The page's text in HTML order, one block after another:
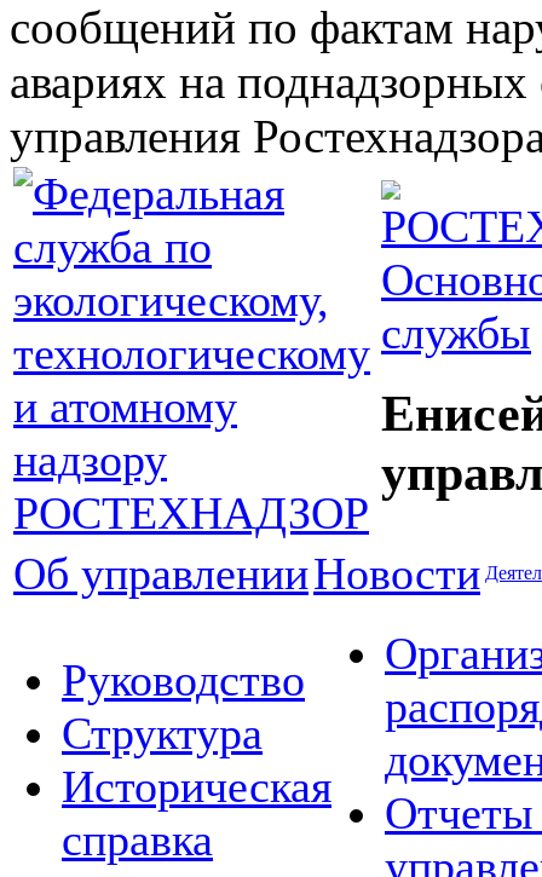
сообщений по фактам
авариях на поднадзорных
управления
службы
Об управленииНовости
Руководство
Структура
Историческая
справка
Отчеты